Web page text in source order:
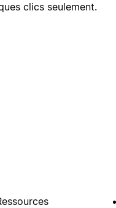
clics seulement.